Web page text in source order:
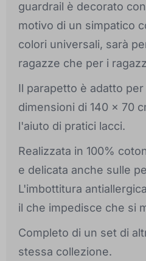
guardrail è decorato
motivo di un simpatico
colori universali, sarà
ragazze che per i
Il parapetto è adatto
dimensioni di 140 x 70
l'aiuto di pratici lacci.
Realizzata in 100%
e delicata anche sulle
L'imbottitura
il che impedisce che si
Completo di un set di
stessa collezione.